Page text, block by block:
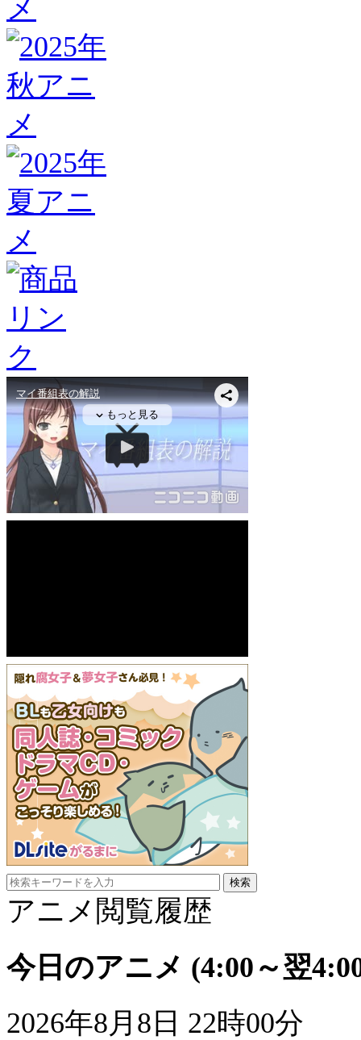
アニメ閲覧履歴
今日のアニメ (4:00～翌
2026年8月8日 22時00分